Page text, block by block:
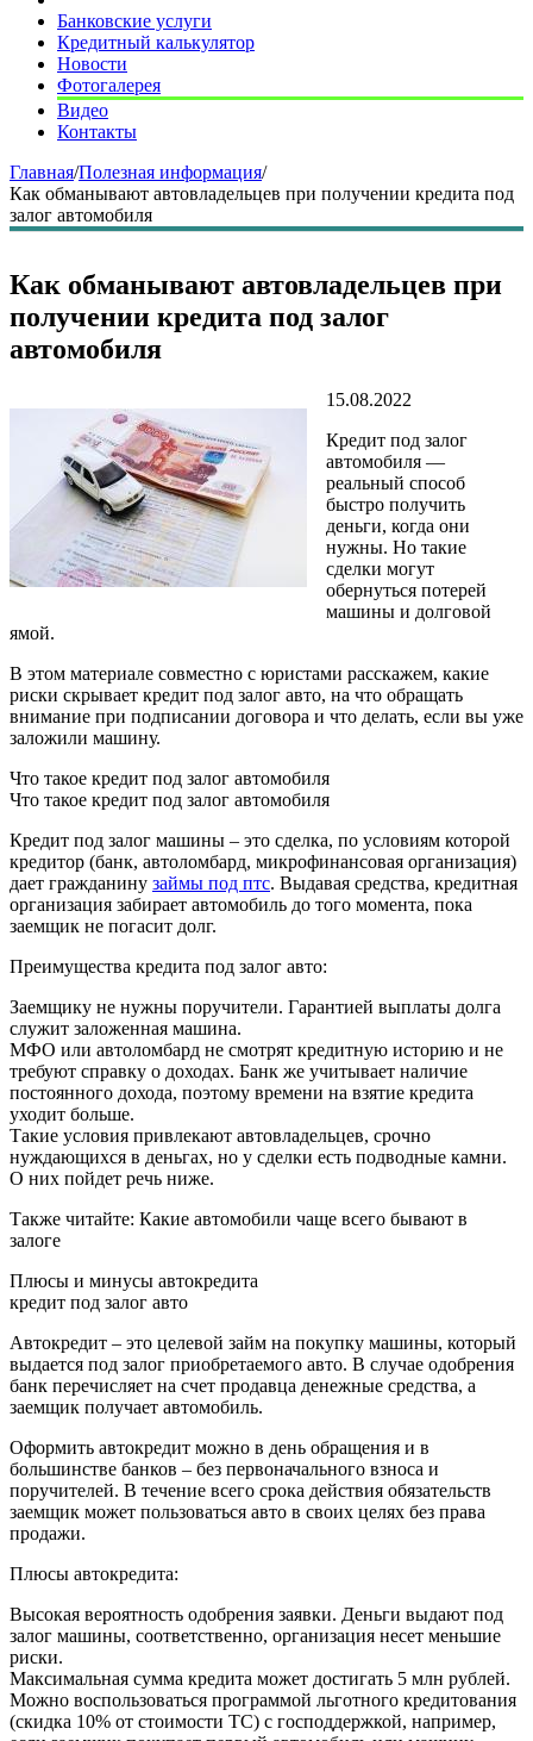
Банковские услуги
Кредитный калькулятор
Новости
Фотогалерея
Видео
Контакты
Главная/Полезная информация/
Как обманывают автовладельцев при получении кредита под
залог автомобиля
Как обманывают автовладельцев при
получении кредита под залог
автомобиля
15.08.2022
Кредит под залог
автомобиля —
реальный способ
быстро получить
деньги, когда они
нужны. Но такие
сделки могут
обернуться потерей
машины и долговой
ямой.
В этом материале совместно с юристами расскажем, какие
риски скрывает кредит под залог авто, на что обращать
внимание при подписании договора и что делать, если вы уже
заложили машину.
Что такое кредит под залог автомобиля
Что такое кредит под залог автомобиля
Кредит под залог машины – это сделка, по условиям которой
кредитор (банк, автоломбард, микрофинансовая организация)
дает гражданину займы под птс. Выдавая средства, кредитная
организация забирает автомобиль до того момента, пока
заемщик не погасит долг.
Преимущества кредита под залог авто:
Заемщику не нужны поручители. Гарантией выплаты долга
служит заложенная машина.
МФО или автоломбард не смотрят кредитную историю и не
требуют справку о доходах. Банк же учитывает наличие
постоянного дохода, поэтому времени на взятие кредита
уходит больше.
Такие условия привлекают автовладельцев, срочно
нуждающихся в деньгах, но у сделки есть подводные камни.
О них пойдет речь ниже.
Также читайте: Какие автомобили чаще всего бывают в
залоге
Плюсы и минусы автокредита
кредит под залог авто
Автокредит – это целевой займ на покупку машины, который
выдается под залог приобретаемого авто. В случае одобрения
банк перечисляет на счет продавца денежные средства, а
заемщик получает автомобиль.
Оформить автокредит можно в день обращения и в
большинстве банков – без первоначального взноса и
поручителей. В течение всего срока действия обязательств
заемщик может пользоваться авто в своих целях без права
продажи.
Плюсы автокредита:
Высокая вероятность одобрения заявки. Деньги выдают под
залог машины, соответственно, организация несет меньшие
риски.
Максимальная сумма кредита может достигать 5 млн рублей.
Можно воспользоваться программой льготного кредитования
(скидка 10% от стоимости ТС) с господдержкой, например,